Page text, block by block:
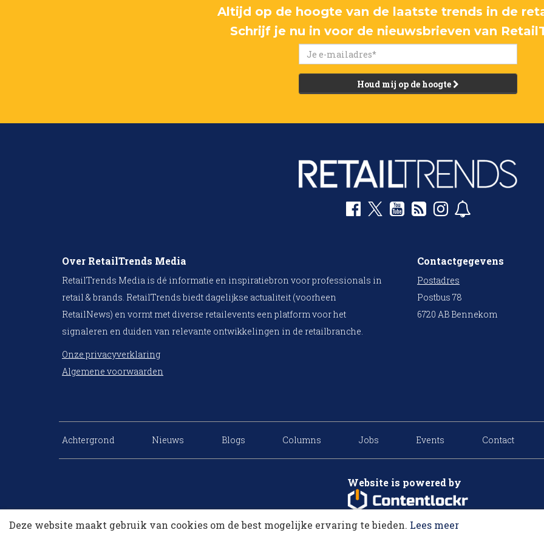
Altijd op de hoogte van de laatste trends in de
Schrijf je nu in voor de nieuwsbrieven van
Houd mij op de hoogte
Over RetailTrends Media
RetailTrends Media is dé informatie en inspiratiebron voor professionals in
retail & brands. RetailTrends biedt dagelijkse actualiteit (voorheen
RetailNews) en vormt met diverse retailevents een platform voor het
signaleren en duiden van relevante ontwikkelingen in de retailbranche.
Onze privacyverklaring
Algemene voorwaarden
Contactgegevens
Postadres
Postbus 78
6720 AB Bennekom
Achtergrond Nieuws Blogs Columns Jobs Events Contact
Website is powered by
Deze website maakt gebruik van cookies om de best mogelijke ervaring te bieden. Lees meer